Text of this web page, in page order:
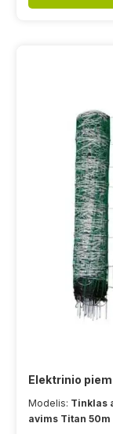
Elektrinio
Modelis: Tinklas
avims Titan